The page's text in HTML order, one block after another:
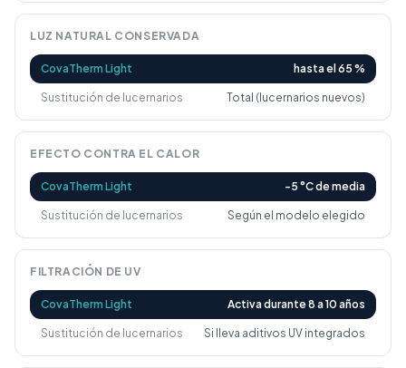
LUZ NATURAL CONSERVADA
CovaTherm Light hasta el 65 %
Sustitución de lucernarios Total (lucernarios nuevos)
EFECTO CONTRA EL CALOR
CovaTherm Light -5 °C de media
Sustitución de lucernarios Según el modelo elegido
FILTRACIÓN DE UV
CovaTherm Light Activa durante 8 a 10 años
Sustitución de lucernarios Si lleva aditivos UV integrados